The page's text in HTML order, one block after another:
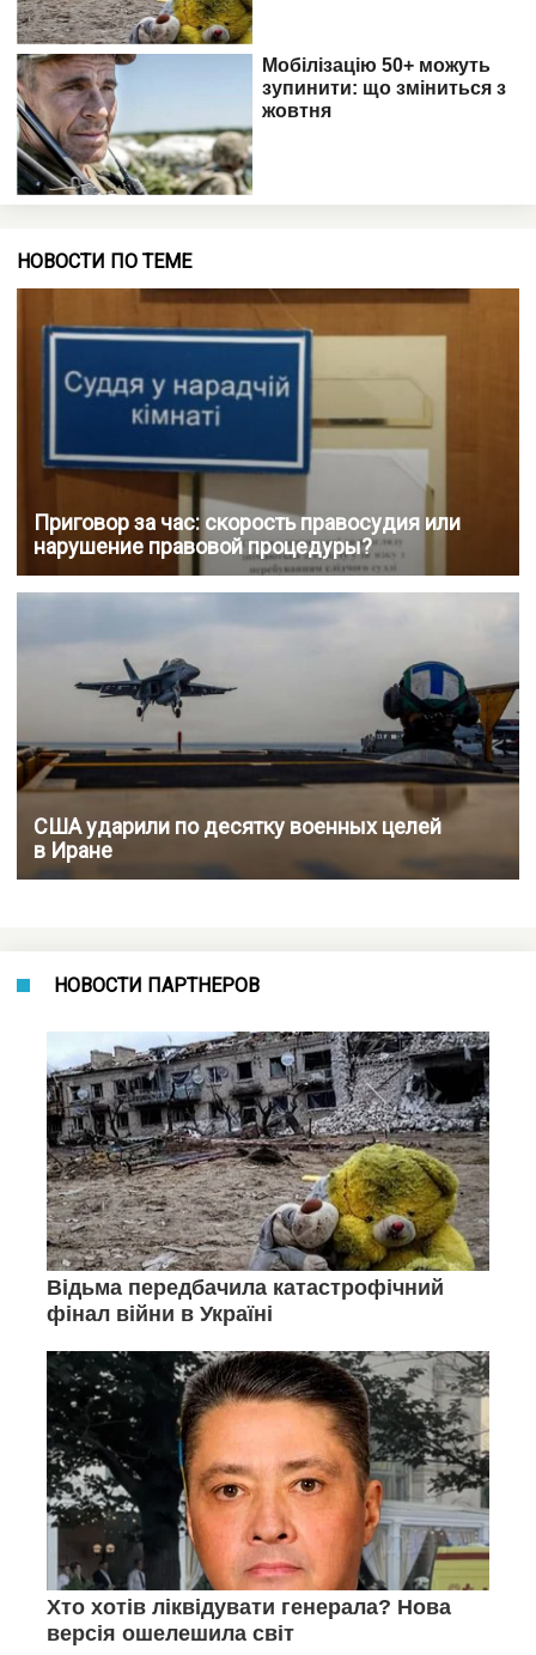
НОВОСТИ ПО ТЕМЕ
Приговор за час: скорость правосудия или
нарушение правовой процедуры?
США ударили по десятку военных целей
в Иране
НОВОСТИ ПАРТНЕРОВ